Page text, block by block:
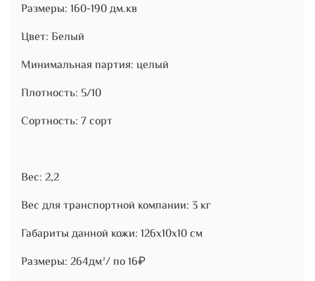
Размеры: 160-190 дм.кв
Цвет: Белый
Минимальная партия: целый
Плотность: 5/10
Сортность: 7 сорт
Вес: 2,2
Вес для транспортной компании: 3 кг
Габариты данной кожи: 126х10х10 см
Размеры: 264дм²/ по 16₽